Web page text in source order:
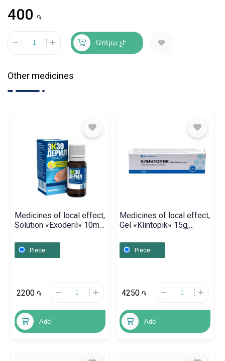
400 ֏
Առկա չէ
Other medicines
Medicines of local effect,
Solution «Exoderil» 10ml,
Piece
2200 ֏
Add
Medicines of local effect,
Gel «Klintopik» 15g,
Piece
4250 ֏
Add